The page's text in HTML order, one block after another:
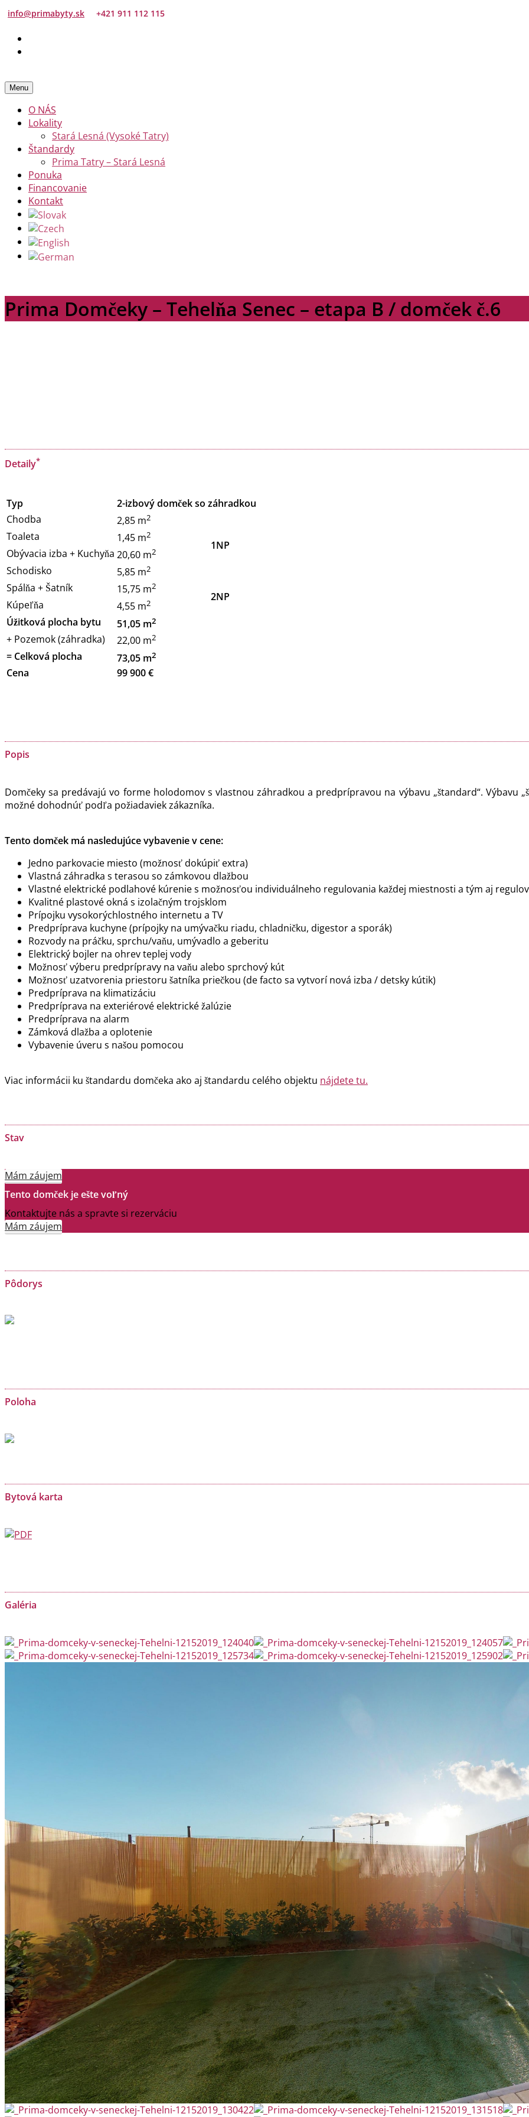
info@primabyty.sk +421 911 112 115
Menu
O NÁS
Lokality
Stará Lesná (Vysoké Tatry)
Štandardy
Prima Tatry – Stará Lesná
Ponuka
Financovanie
Kontakt
Prima Domčeky – Tehelňa Senec – etapa B / domček č.6
Detaily*
Typ
2-izbový domček so záhradkou
Chodba
2,85 m2
1NP
Toaleta 1,45 m2
Obývacia izba + Kuchyňa 20,60 m2
Schodisko 5,85 m2
Spálňa + Šatník 15,75 m2
2NP
Kúpeľňa 4,55 m2
Úžitková plocha bytu 51,05 m2
+ Pozemok (záhradka) 22,00 m2
= Celková plocha 73,05 m2
Cena 99 900 €
Popis
Domčeky sa predávajú vo forme holodomov s vlastnou záhradkou a predprípravou na výbavu „štandard“. Výbavu
možné dohodnúť podľa požiadaviek zákazníka.
Tento domček má nasledujúce vybavenie v cene:
Jedno parkovacie miesto (možnosť dokúpiť extra)
Vlastná záhradka s terasou so zámkovou dlažbou
Vlastné elektrické podlahové kúrenie s možnosťou individuálneho regulovania každej miestnosti a tým aj
Kvalitné plastové okná s izolačným trojsklom
Prípojku vysokorýchlostného internetu a TV
Predpríprava kuchyne (prípojky na umývačku riadu, chladničku, digestor a sporák)
Rozvody na práčku, sprchu/vaňu, umývadlo a geberitu
Elektrický bojler na ohrev teplej vody
Možnosť výberu predprípravy na vaňu alebo sprchový kút
Možnosť uzatvorenia priestoru šatníka priečkou (de facto sa vytvorí nová izba / detsky kútik)
Predpríprava na klimatizáciu
Predpríprava na exteriérové elektrické žalúzie
Predpríprava na alarm
Zámková dlažba a oplotenie
Vybavenie úveru s našou pomocou
Viac informácii ku štandardu domčeka ako aj štandardu celého objektu nájdete tu.
Stav
Mám záujem
Tento domček je ešte voľný
Kontaktujte nás a spravte si rezerváciu
Mám záujem
Pôdorys
Poloha
Bytová karta
Galéria